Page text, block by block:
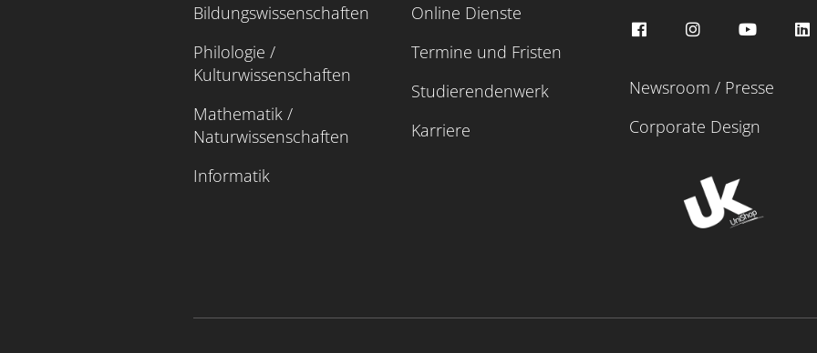
Bildungswissenschaften
Philologie /
Kulturwissenschaften
Mathematik /
Naturwissenschaften
Informatik
Online Dienste
Termine und Fristen
Studierendenwerk
Karriere
Newsroom / Presse
Corporate Design